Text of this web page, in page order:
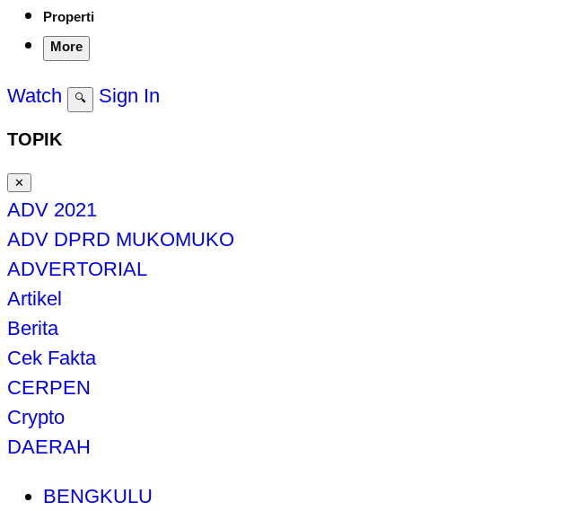
Properti
More
Watch 🔍 Sign In
TOPIK
✕
ADV 2021
ADV DPRD MUKOMUKO
ADVERTORIAL
Artikel
Berita
Cek Fakta
CERPEN
Crypto
DAERAH
BENGKULU